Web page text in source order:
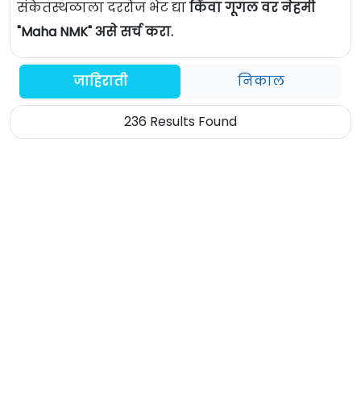
संकेतस्थळाला दररोज भेट द्याकिंवा गूगल वर नेहमी
"Maha NMK" असे सर्च करा.
जाहिराती निकाल
236 Results Found